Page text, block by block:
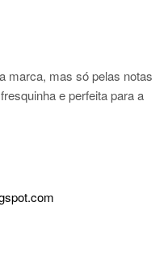
marca, mas só pelas notas
e perfeita para a